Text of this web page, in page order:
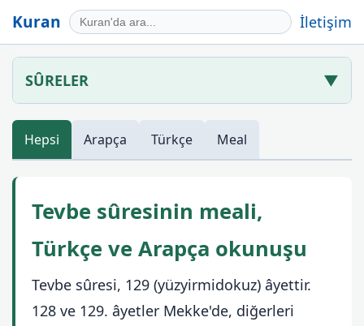
Kuran İletişim
SÛRELER ▼
Hepsi Arapça Türkçe Meal
Tevbe sûresinin meali,
Türkçe ve Arapça okunuşu
Tevbe sûresi, 129 (yüzyirmidokuz) âyettir.
128 ve 129. âyetler Mekke'de, diğerleri